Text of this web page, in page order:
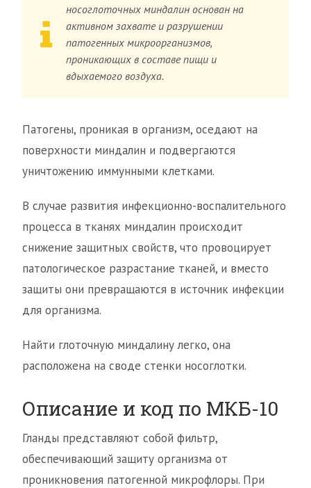
носоглоточных миндалин основан на
активном захвате и разрушении
патогенных микроорганизмов,
проникающих в составе пищи и
вдыхаемого воздуха.
Патогены, проникая в организм, оседают на
поверхности миндалин и подвергаются
уничтожению иммунными клетками.
В случае развития инфекционно-воспалительного
процесса в тканях миндалин происходит
снижение защитных свойств, что провоцирует
патологическое разрастание тканей, и вместо
защиты они превращаются в источник инфекции
для организма.
Найти глоточную миндалину легко, она
расположена на своде стенки носоглотки.
Описание и код по МКБ-10
Гланды представляют собой фильтр,
обеспечивающий защиту организма от
проникновения патогенной микрофлоры. При